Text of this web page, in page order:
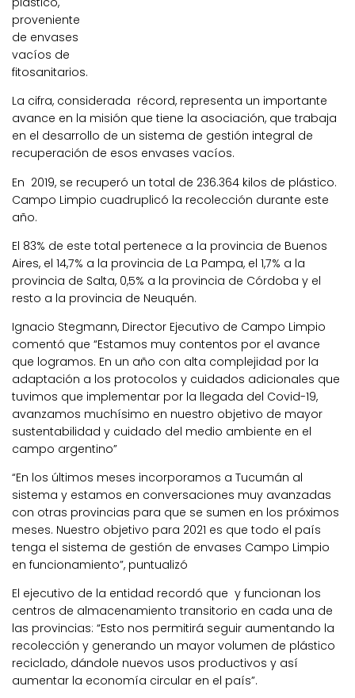
proveniente
de envases
vacíos de
fitosanitarios.
La cifra, considerada récord, representa un importante
avance en la misión que tiene la asociación, que trabaja
en el desarrollo de un sistema de gestión integral de
recuperación de esos envases vacíos.
En 2019, se recuperó un total de 236.364 kilos de plástico.
Campo Limpio cuadruplicó la recolección durante este
año.
El 83% de este total pertenece a la provincia de Buenos
Aires, el 14,7% a la provincia de La Pampa, el 1,7% a la
provincia de Salta, 0,5% a la provincia de Córdoba y el
resto a la provincia de Neuquén.
Ignacio Stegmann, Director Ejecutivo de Campo Limpio
comentó que “Estamos muy contentos por el avance
que logramos. En un año con alta complejidad por la
adaptación a los protocolos y cuidados adicionales que
tuvimos que implementar por la llegada del Covid-19,
avanzamos muchísimo en nuestro objetivo de mayor
sustentabilidad y cuidado del medio ambiente en el
campo argentino”
“En los últimos meses incorporamos a Tucumán al
sistema y estamos en conversaciones muy avanzadas
con otras provincias para que se sumen en los próximos
meses. Nuestro objetivo para 2021 es que todo el país
tenga el sistema de gestión de envases Campo Limpio
en funcionamiento”, puntualizó
El ejecutivo de la entidad recordó que y funcionan los
centros de almacenamiento transitorio en cada una de
las provincias: “Esto nos permitirá seguir aumentando la
recolección y generando un mayor volumen de plástico
reciclado, dándole nuevos usos productivos y así
aumentar la economía circular en el país”.